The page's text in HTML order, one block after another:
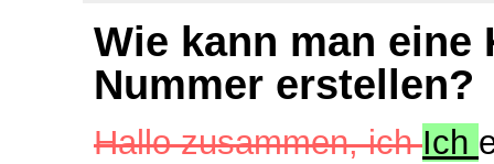
Wie kann man
Nummer erstellen?
Hallo zusammen, ichIch